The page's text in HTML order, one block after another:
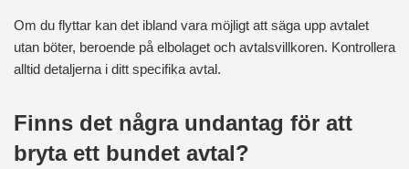
Om du flyttar kan det ibland vara möjligt att säga upp avtalet
utan böter, beroende på elbolaget och avtalsvillkoren. Kontrollera
alltid detaljerna i ditt specifika avtal.
Finns det några undantag för att
bryta ett bundet avtal?